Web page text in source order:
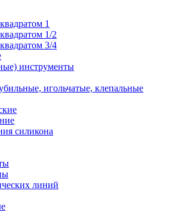
1
1/2
3/4
инструменты
игольчатые, клепальные
силикона
линий